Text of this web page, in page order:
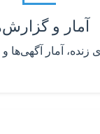
آمار و
زنده، آمار آگهی‌ها